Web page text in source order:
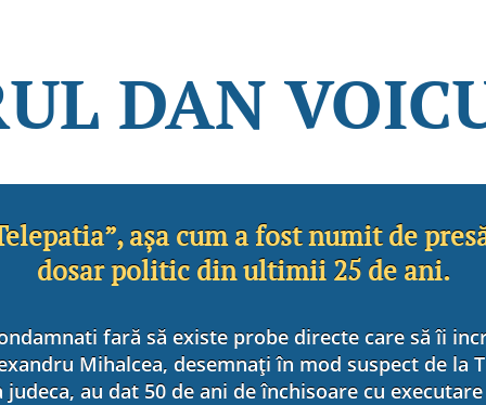
DAN
aşa cum a fost numit de
dosar politic din ultimii 25 de ani.
fară să existe probe directe care să îi
Mihalcea, desemnaţi în mod suspect de la
au dat 50 de ani de închisoare cu